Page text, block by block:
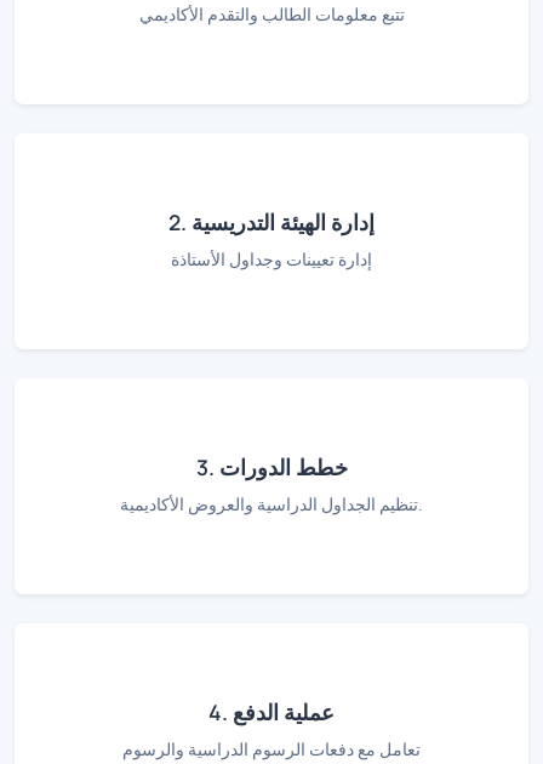
تتبع معلومات الطالب والتقدم الأكاديمي
2. إدارة الهيئة التدريسية
إدارة تعيينات وجداول الأستاذة
3. خطط الدورات
تنظيم الجداول الدراسية والعروض الأكاديمية.
4. عملية الدفع
تعامل مع دفعات الرسوم الدراسية والرسوم